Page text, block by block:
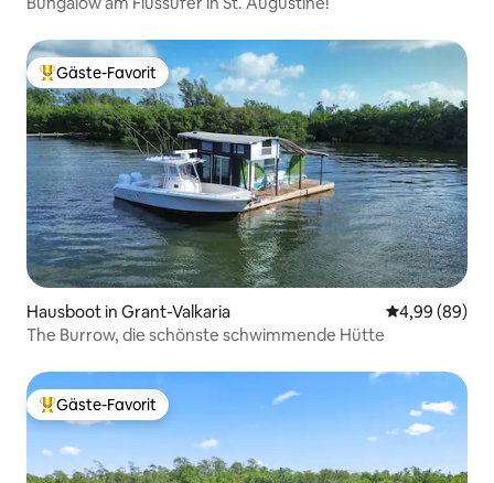
Beliebter Gäste-Favorit.
Gäste-Favorit
Hausboot in Grant-Valkaria
4,99 (89)
The Burrow, die schönste schwimmende Hütte
Beliebter Gäste-Favorit.
Gäste-Favorit